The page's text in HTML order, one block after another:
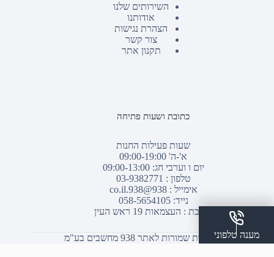
השירותים שלנו
אודותנו
הצהרת נגישות
צור קשר
תקנון אתר
כתובת ושעות פתיחה
שעות פעילות החנות
א'-ה' 09:00-19:00
יום ו וערבי חג: 09:00-13:00
טלפון : 03-9382771
אימייל :938@938.co.il
נייד: 058-5654105
כתובת : העצמאות 19 ראש העין
© כל הזכויות שמורות לאתר 938 מחשבים בע"מ
מענה טלפוני